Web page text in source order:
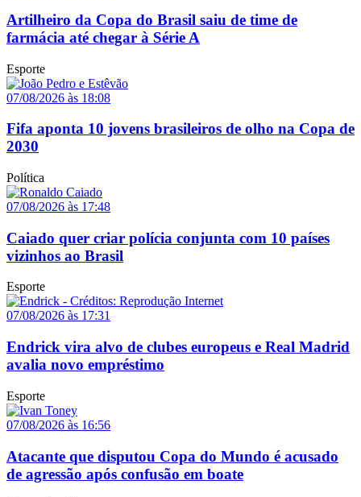
Artilheiro da Copa do Brasil saiu de time de
farmácia até chegar à Série A
Esporte
07/08/2026 às 18:08
Fifa aponta 10 jovens brasileiros de olho na Copa de
2030
Política
07/08/2026 às 17:48
Caiado quer criar polícia conjunta com 10 países
vizinhos ao Brasil
Esporte
07/08/2026 às 17:31
Endrick vira alvo de clubes europeus e Real Madrid
avalia novo empréstimo
Esporte
07/08/2026 às 16:56
Atacante que disputou Copa do Mundo é acusado
de agressão após confusão em boate